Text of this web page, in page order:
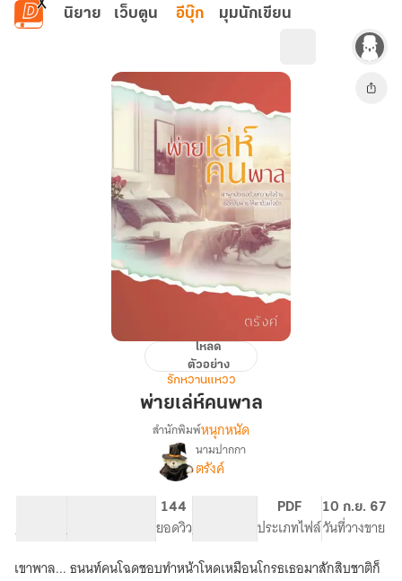
ข้ามไปยังเนื้อหาหลัก
นิยาย เว็บตูน อีบุ๊ก มุมนักเขียน
โหลด
ตัวอย่าง
รักหวานแหวว
พ่ายเล่ห์คนพาล
เรื่อง
พ่าย
สำนักพิมพ์หนุกหนัด
นามปากกา
ตรังค์
จำนวนคำ จำนวนหน้า (A5)
144
ยอดวิวระดับเนื้อหา
PDF
ประเภทไฟล์
10 ก.ย. 67
วันที่วางขาย
เขาพาล... ธนนท์คนโฉดชอบทำหน้าโหดเหมือนโกรธเธอมาสักสิบชาติก็